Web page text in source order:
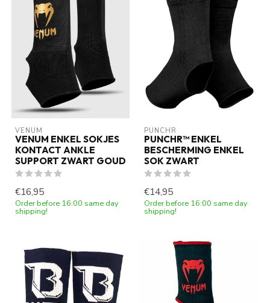
VENUM
VENUM ENKEL SOKJES
KONTACT ANKLE
SUPPORT ZWART GOUD
€16,95
Order before 16:00 same day
shipping!
PUNCHR
PUNCHR™ ENKEL
BESCHERMING ENKEL
SOK ZWART
€14,95
Order before 16:00 same day
shipping!